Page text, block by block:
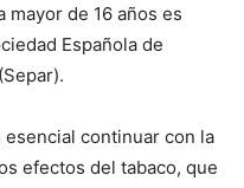
mayor de 16 años es
Española de
continuar con la
efectos del tabaco, que